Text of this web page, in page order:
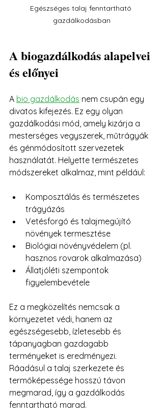
Egészséges talaj fenntartható
gazdálkodásban
A biogazdálkodás alapelvei
és előnyei
A bio gazdálkodás nem csupán egy
divatos kifejezés. Ez egy olyan
gazdálkodási mód, amely kizárja a
mesterséges vegyszerek, műtrágyák
és génmódosított szervezetek
használatát. Helyette természetes
módszereket alkalmaz, mint például:
Komposztálás és természetes
trágyázás
Vetésforgó és talajmegújító
növények termesztése
Biológiai növényvédelem (pl.
hasznos rovarok alkalmazása)
Állatjóléti szempontok
figyelembevétele
Ez a megközelítés nemcsak a
környezetet védi, hanem az
egészségesebb, ízletesebb és
tápanyagban gazdagabb
terményeket is eredményezi.
Ráadásul a talaj szerkezete és
termőképessége hosszú távon
megmarad, így a gazdálkodás
fenntartható marad.